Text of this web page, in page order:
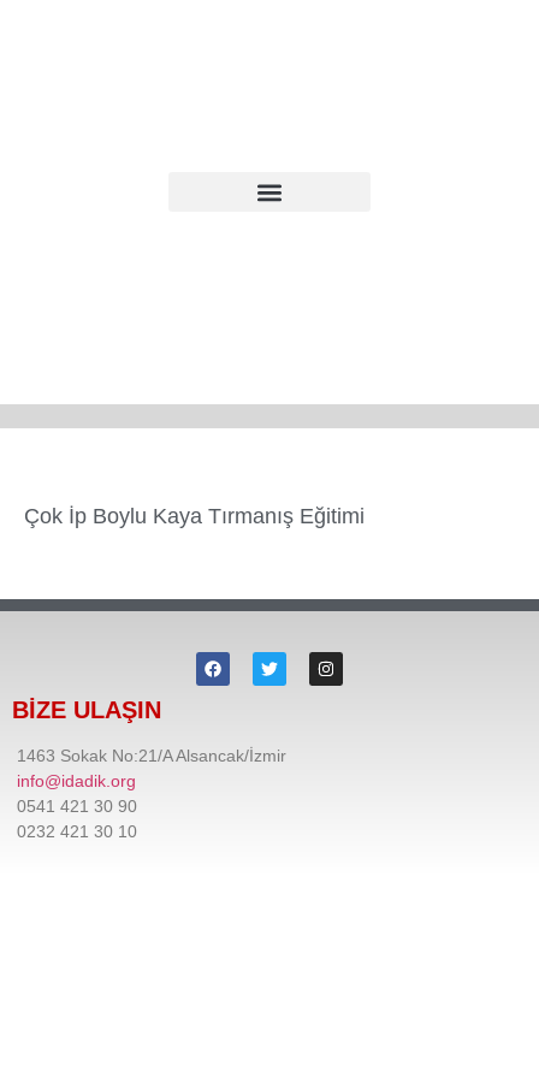
Çok İp Boylu Kaya Tırmanış Eğitimi
BİZE ULAŞIN
1463 Sokak No:21/A Alsancak/İzmir
info@idadik.org
0541 421 30 90
0232 421 30 10